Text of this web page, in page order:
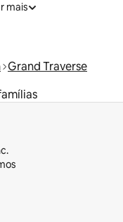
mais
Grand Traverse